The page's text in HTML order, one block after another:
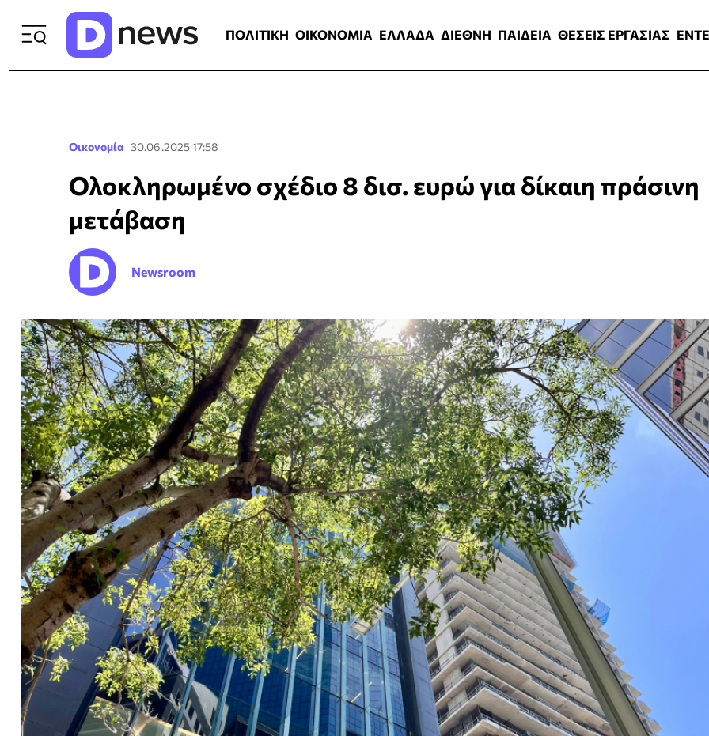
ΠΟΛΙΤΙΚΗ ΟΙΚΟΝΟΜΙΑ ΕΛΛΑΔΑ ΔΙΕΘΝΗ ΠΑΙΔΕΙΑ ΘΕΣΕΙΣ ΕΡΓΑΣΙΑΣ
Οικονομία 30.06.2025 17:58
Ολοκληρωμένο σχέδιο 8 δισ. ευρώ για δίκαιη πράσινη
μετάβαση
Newsroom